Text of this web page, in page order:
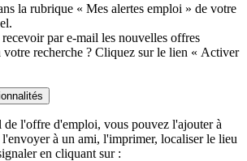
la rubrique « Mes alertes emploi » de votre
par e-mail les nouvelles offres
votre recherche ? Cliquez sur le lien « Activer
de l'offre d'emploi, vous pouvez l'ajouter à
à un ami, l'imprimer, localiser le lieu
en cliquant sur :